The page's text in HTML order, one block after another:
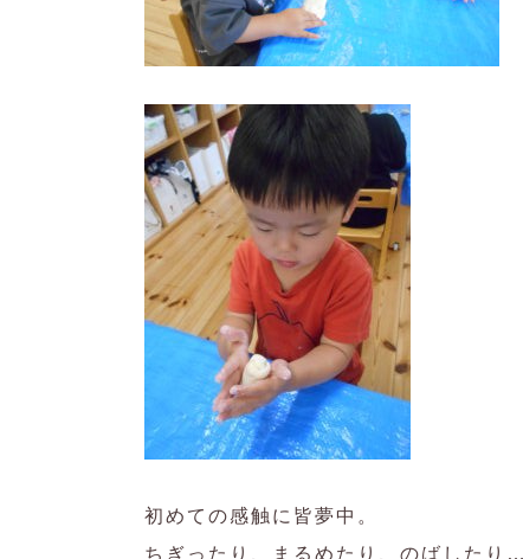
初めての感触に皆夢中。
ちぎったり、まるめたり、のばしたり…